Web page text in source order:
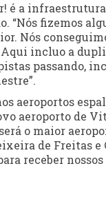
é a
“Nós fizemos
Nós
incluo a
passando,
aeroportos
aeroporto de
o maior
de Freitas
receber